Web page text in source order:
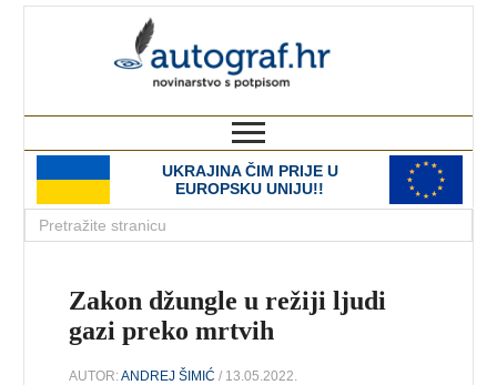
UKRAJINA ČIM PRIJE U
EUROPSKU UNIJU!!
Zakon džungle u režiji ljudi
gazi preko mrtvih
AUTOR:ANDREJ ŠIMIĆ / 13.05.2022.